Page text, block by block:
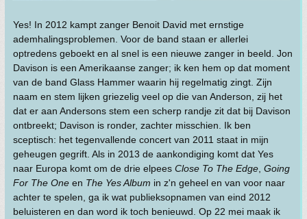
Yes! In 2012 kampt zanger Benoit David met ernstige
ademhalingsproblemen. Voor de band staan er allerlei
optredens geboekt en al snel is een nieuwe zanger in beeld. Jon
Davison is een Amerikaanse zanger; ik ken hem op dat moment
van de band Glass Hammer waarin hij regelmatig zingt. Zijn
naam en stem lijken griezelig veel op die van Anderson, zij het
dat er aan Andersons stem een scherp randje zit dat bij Davison
ontbreekt; Davison is ronder, zachter misschien. Ik ben
sceptisch: het tegenvallende concert van 2011 staat in mijn
geheugen gegrift. Als in 2013 de aankondiging komt dat Yes
naar Europa komt om de drie elpees Close To The Edge Going
For The One en The Yes Album in z'n geheel en van voor naar
achter te spelen, ga ik wat publieksopnamen van eind 2012
beluisteren en dan word ik toch benieuwd. Op 22 mei maak ik